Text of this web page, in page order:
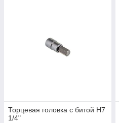
Торцевая головка с битой H7
1/4"